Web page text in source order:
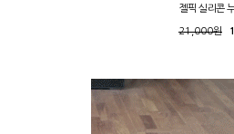
젤픽 실리콘
21,000원